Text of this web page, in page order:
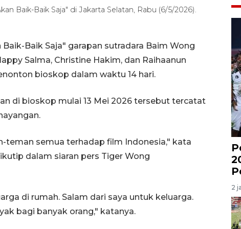
Baik-Baik Saja" di Jakarta Selatan, Rabu (6/5/2026).
Baik Saja" garapan sutradara Baim Wong
Salma, Christine Hakim, dan Raihaanun
bioskop dalam waktu 14 hari.
di bioskop mulai 13 Mei 2026 tersebut tercatat
teman semua terhadap film Indonesia," kata
dalam siaran pers Tiger Wong
di rumah. Salam dari saya untuk keluarga.
bagi banyak orang," katanya.
2